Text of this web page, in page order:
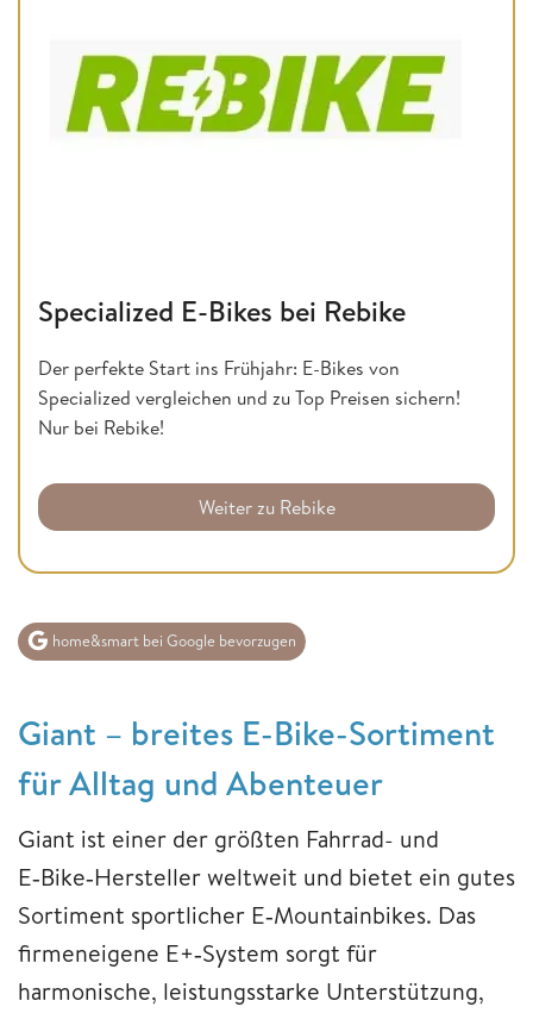
Specialized E-Bikes bei Rebike
Der perfekte Start ins Frühjahr: E-Bikes von
Specialized vergleichen und zu Top Preisen sichern!
Nur bei Rebike!
Weiter zu Rebike
home&smart bei Google bevorzugen
Giant – breites E-Bike-Sortiment
für Alltag und Abenteuer
Giant ist einer der größten Fahrrad- und
E‑Bike‑Hersteller weltweit und bietet ein gutes
Sortiment sportlicher E‑Mountainbikes. Das
firmeneigene E+‑System sorgt für
harmonische, leistungsstarke Unterstützung,